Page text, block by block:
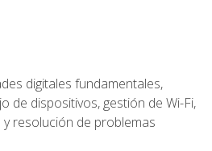
digitales fundamentales,
de dispositivos, gestión de Wi-Fi,
resolución de problemas